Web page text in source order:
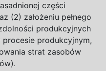
części
(2) założeniu pełnego
produkcyjnych
produkcyjnym,
strat zasobów